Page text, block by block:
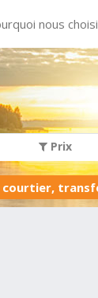
nous
Prix
courtier,